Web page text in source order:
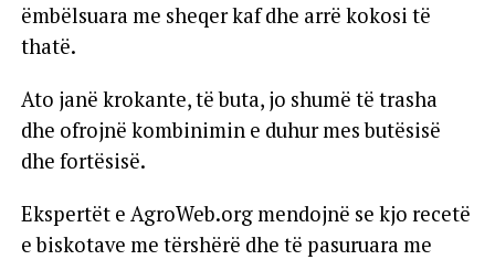
ëmbëlsuara me sheqer kaf dhe arrë kokosi të
thatë.
Ato janë krokante, të buta, jo shumë të trasha
dhe ofrojnë kombinimin e duhur mes butësisë
dhe fortësisë.
Ekspertët e AgroWeb.org mendojnë se kjo recetë
e biskotave me tërshërë dhe të pasuruara me